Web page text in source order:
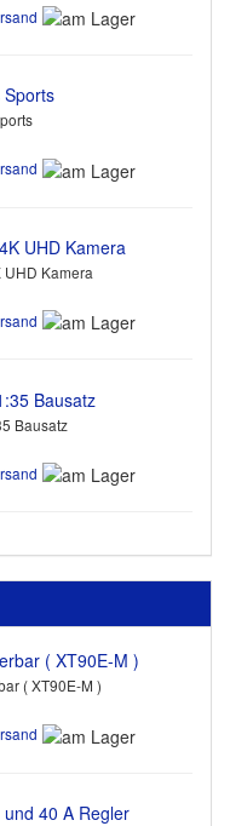
UHD Kamera
Bausatz
( XT90E-M )